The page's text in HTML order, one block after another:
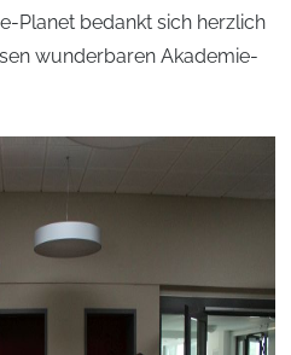
Planet bedankt sich herzlich
wunderbaren Akademie-